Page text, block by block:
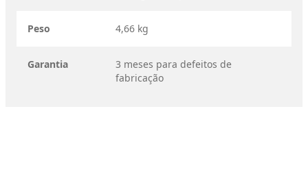
Peso 4,66 kg
Garantia
3 meses para defeitos de
fabricação